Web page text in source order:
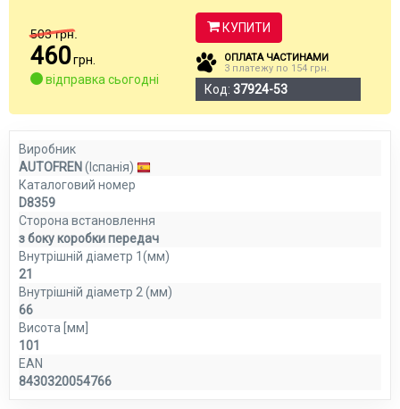
503 грн.
460грн.
відправка сьогодні
КУПИТИ
ОПЛАТА ЧАСТИНАМИ
3 платежу по 154 грн.
Код: 37924-53
Виробник
AUTOFREN(Іспанія)
Каталоговий номер
D8359
Сторона встановлення
з боку коробки передач
Внутрішній діаметр 1(мм)
21
Внутрішній діаметр 2 (мм)
66
Висота [мм]
101
EAN
8430320054766